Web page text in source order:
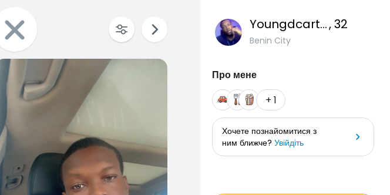
Youngdcarter, 32
Benin City
Про мене
+ 1
Хочете познайомитися з
ним ближче? Увійдіть